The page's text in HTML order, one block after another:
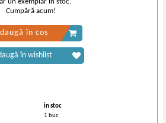
in stoc
1 buc
Cumpără acum!
în coș
în wishlist